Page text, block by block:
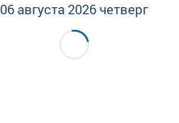
06 августа 2026 четверг